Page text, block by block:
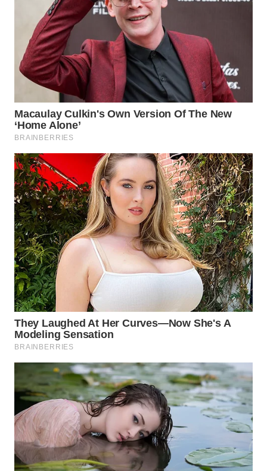
TANGERANG
WN
BINJAI
WN
CIREBON
WN
INDRAMAYU
WN
KUNINGAN
WN
MAJALENGKA
WN
SUBANG
WN
SUKABUMI
WN
WN
PRIANGAN
TIMUR
WN
SEMARANG